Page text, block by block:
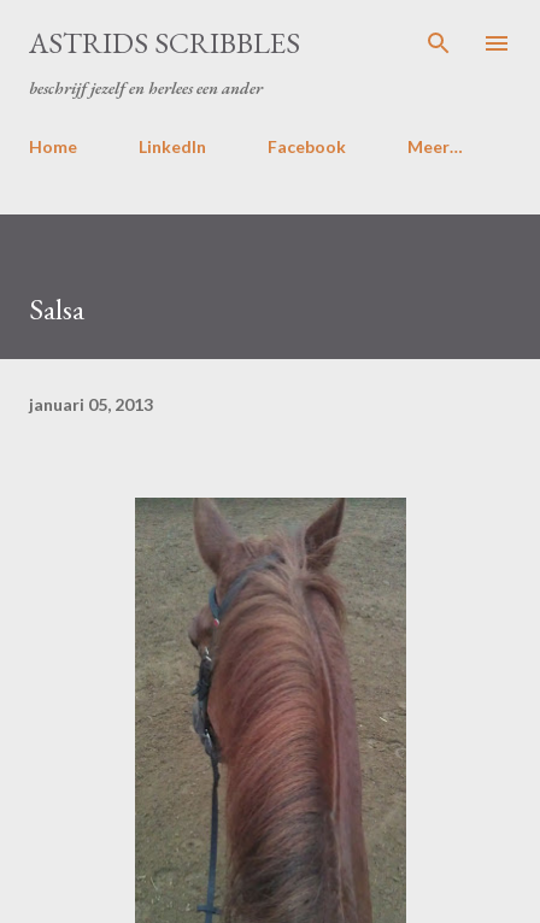
Doorgaan naar hoofdcontent
ASTRIDS SCRIBBLES
beschrijf jezelf en herlees een ander
Home LinkedIn Facebook Meer…
Salsa
januari 05, 2013